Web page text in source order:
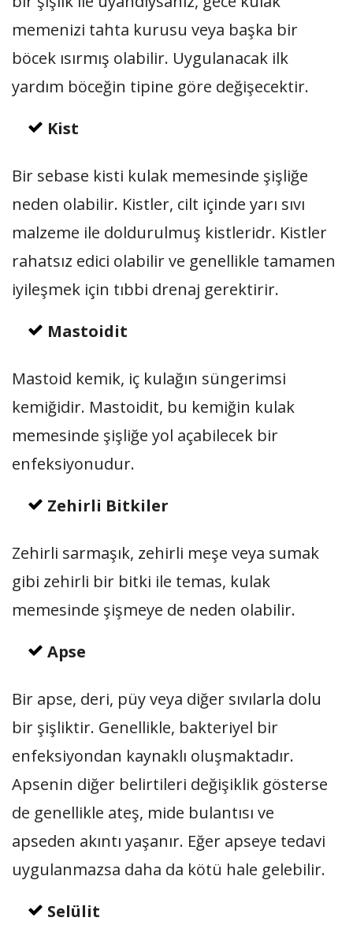
memenizi tahta kurusu veya başka bir
böcek ısırmış olabilir. Uygulanacak ilk
yardım böceğin tipine göre değişecektir.
Kist
Bir sebase kisti kulak memesinde şişliğe
neden olabilir. Kistler, cilt içinde yarı sıvı
malzeme ile doldurulmuş kistleridr. Kistler
rahatsız edici olabilir ve genellikle tamamen
iyileşmek için tıbbi drenaj gerektirir.
Mastoidit
Mastoid kemik, iç kulağın süngerimsi
kemiğidir. Mastoidit, bu kemiğin kulak
memesinde şişliğe yol açabilecek bir
enfeksiyonudur.
Zehirli Bitkiler
Zehirli sarmaşık, zehirli meşe veya sumak
gibi zehirli bir bitki ile temas, kulak
memesinde şişmeye de neden olabilir.
Apse
Bir apse, deri, püy veya diğer sıvılarla dolu
bir şişliktir. Genellikle, bakteriyel bir
enfeksiyondan kaynaklı oluşmaktadır.
Apsenin diğer belirtileri değişiklik gösterse
de genellikle ateş, mide bulantısı ve
apseden akıntı yaşanır. Eğer apseye tedavi
uygulanmazsa daha da kötü hale gelebilir.
Selülit